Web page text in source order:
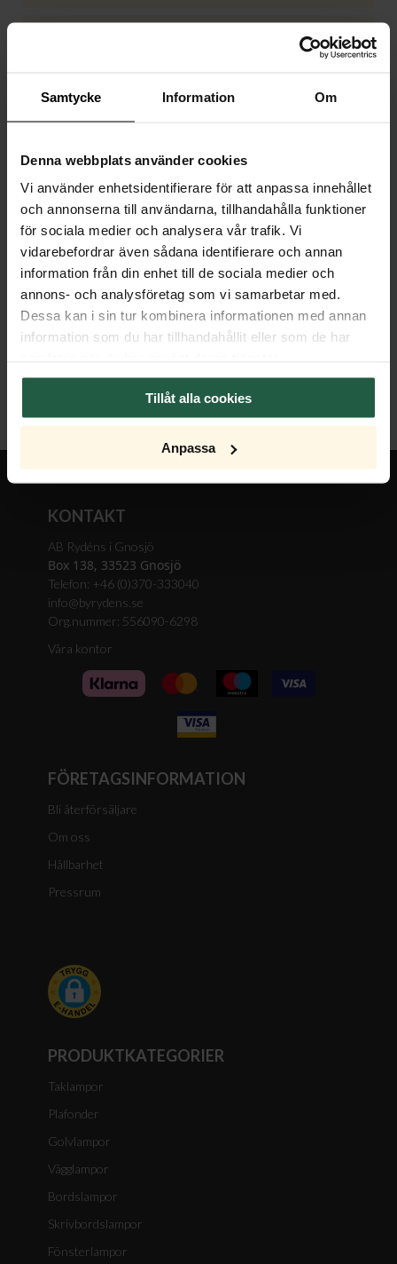
Samtycke Information Om
Denna webbplats använder cookies
Vi använder enhetsidentifierare för att anpassa innehållet
och annonserna till användarna, tillhandahålla funktioner
för sociala medier och analysera vår trafik. Vi
vidarebefordrar även sådana identifierare och annan
information från din enhet till de sociala medier och
annons- och analysföretag som vi samarbetar med.
Dessa kan i sin tur kombinera informationen med annan
information som du har tillhandahållit eller som de har
Tillåt alla cookies
Anpassa
Specifikationer
Mått
Transformator
Dimmer
KONTAKT
AB Rydéns i Gnosjö
Box 138, 33523 Gnosjö
Telefon: +46 (0)370-333040
info@byrydens.se
Org.nummer: 556090-6298
Våra kontor
FÖRETAGSINFORMATION
Bli återförsäljare
Om oss
Hållbarhet
Pressrum
PRODUKTKATEGORIER
Taklampor
Plafonder
Golvlampor
Vägglampor
Bordslampor
Skrivbordslampor
Fönsterlampor